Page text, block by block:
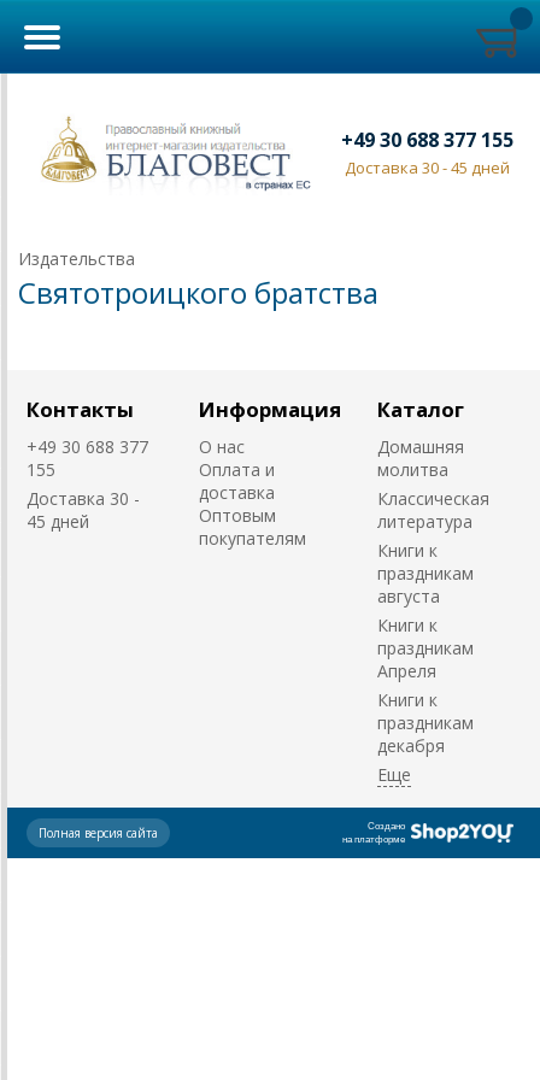
+49 30 688 377 155
Доставка 30 - 45 дней
Издательства
Святотроицкого братства
Контакты
+49 30 688 377
155
Доставка 30 -
45 дней
Информация
О нас
Оплата и
доставка
Оптовым
покупателям
Каталог
Домашняя
молитва
Классическая
литература
Книги к
праздникам
августа
Книги к
праздникам
Апреля
Книги к
праздникам
декабря
Создано
на платформе
Полная версия сайта